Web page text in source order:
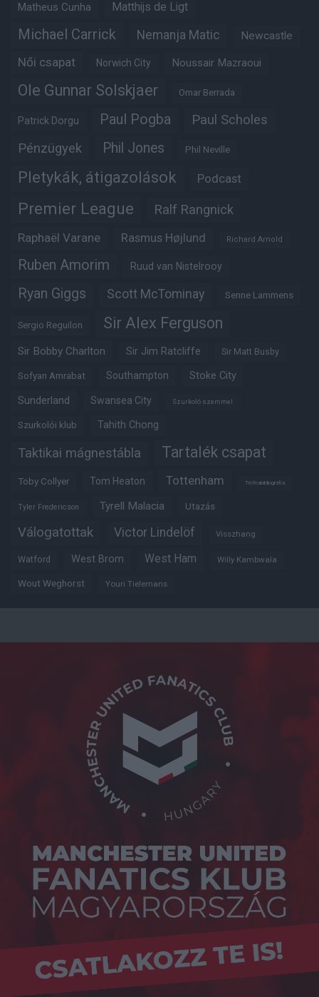
Matheus Cunha Matthijs de Ligt
Michael Carrick Nemanja Matic Newcastle
Női csapat Norwich City Noussair Mazraoui
Ole Gunnar Solskjaer Omar Berrada
Patrick Dorgu Paul Pogba Paul Scholes
Pénzügyek Phil Jones Phil Neville
Pletykák, átigazolások Podcast
Premier League Ralf Rangnick
Raphaël Varane Rasmus Højlund Richard Arnold
Ruben Amorim Ruud van Nistelrooy
Ryan Giggs Scott McTominay Senne Lammens
Sergio Reguilon Sir Alex Ferguson
Sir Bobby Charlton Sir Jim Ratcliffe Sir Matt Busby
Sofyan Amrabat Southampton Stoke City
Sunderland Swansea City Szurkoló szemmel
Szurkolói klub Tahith Chong
Taktikai mágnestábla Tartalék csapat
Toby Collyer Tom Heaton Tottenham Trófeabibliográfia
Tyler Fredericson Tyrell Malacia Utazás
Válogatottak Victor Lindelöf Visszhang
Watford West Brom West Ham Willy Kambwala
Wout Weghorst Youri Tielemans